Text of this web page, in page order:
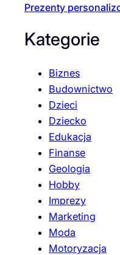
Prezenty
Kategorie
Biznes
Budownictwo
Dzieci
Dziecko
Edukacja
Finanse
Geologia
Hobby
Imprezy
Marketing
Moda
Motoryzacja